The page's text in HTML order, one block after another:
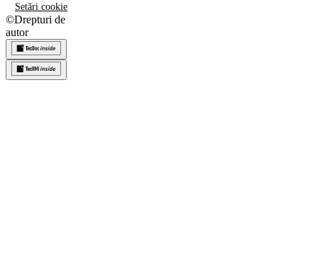
Setări cookie
©Drepturi de
autor